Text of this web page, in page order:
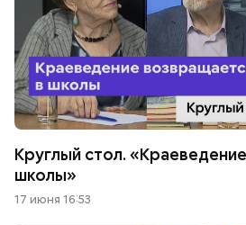
Круглый стол.
школы»
17 июня 16:53